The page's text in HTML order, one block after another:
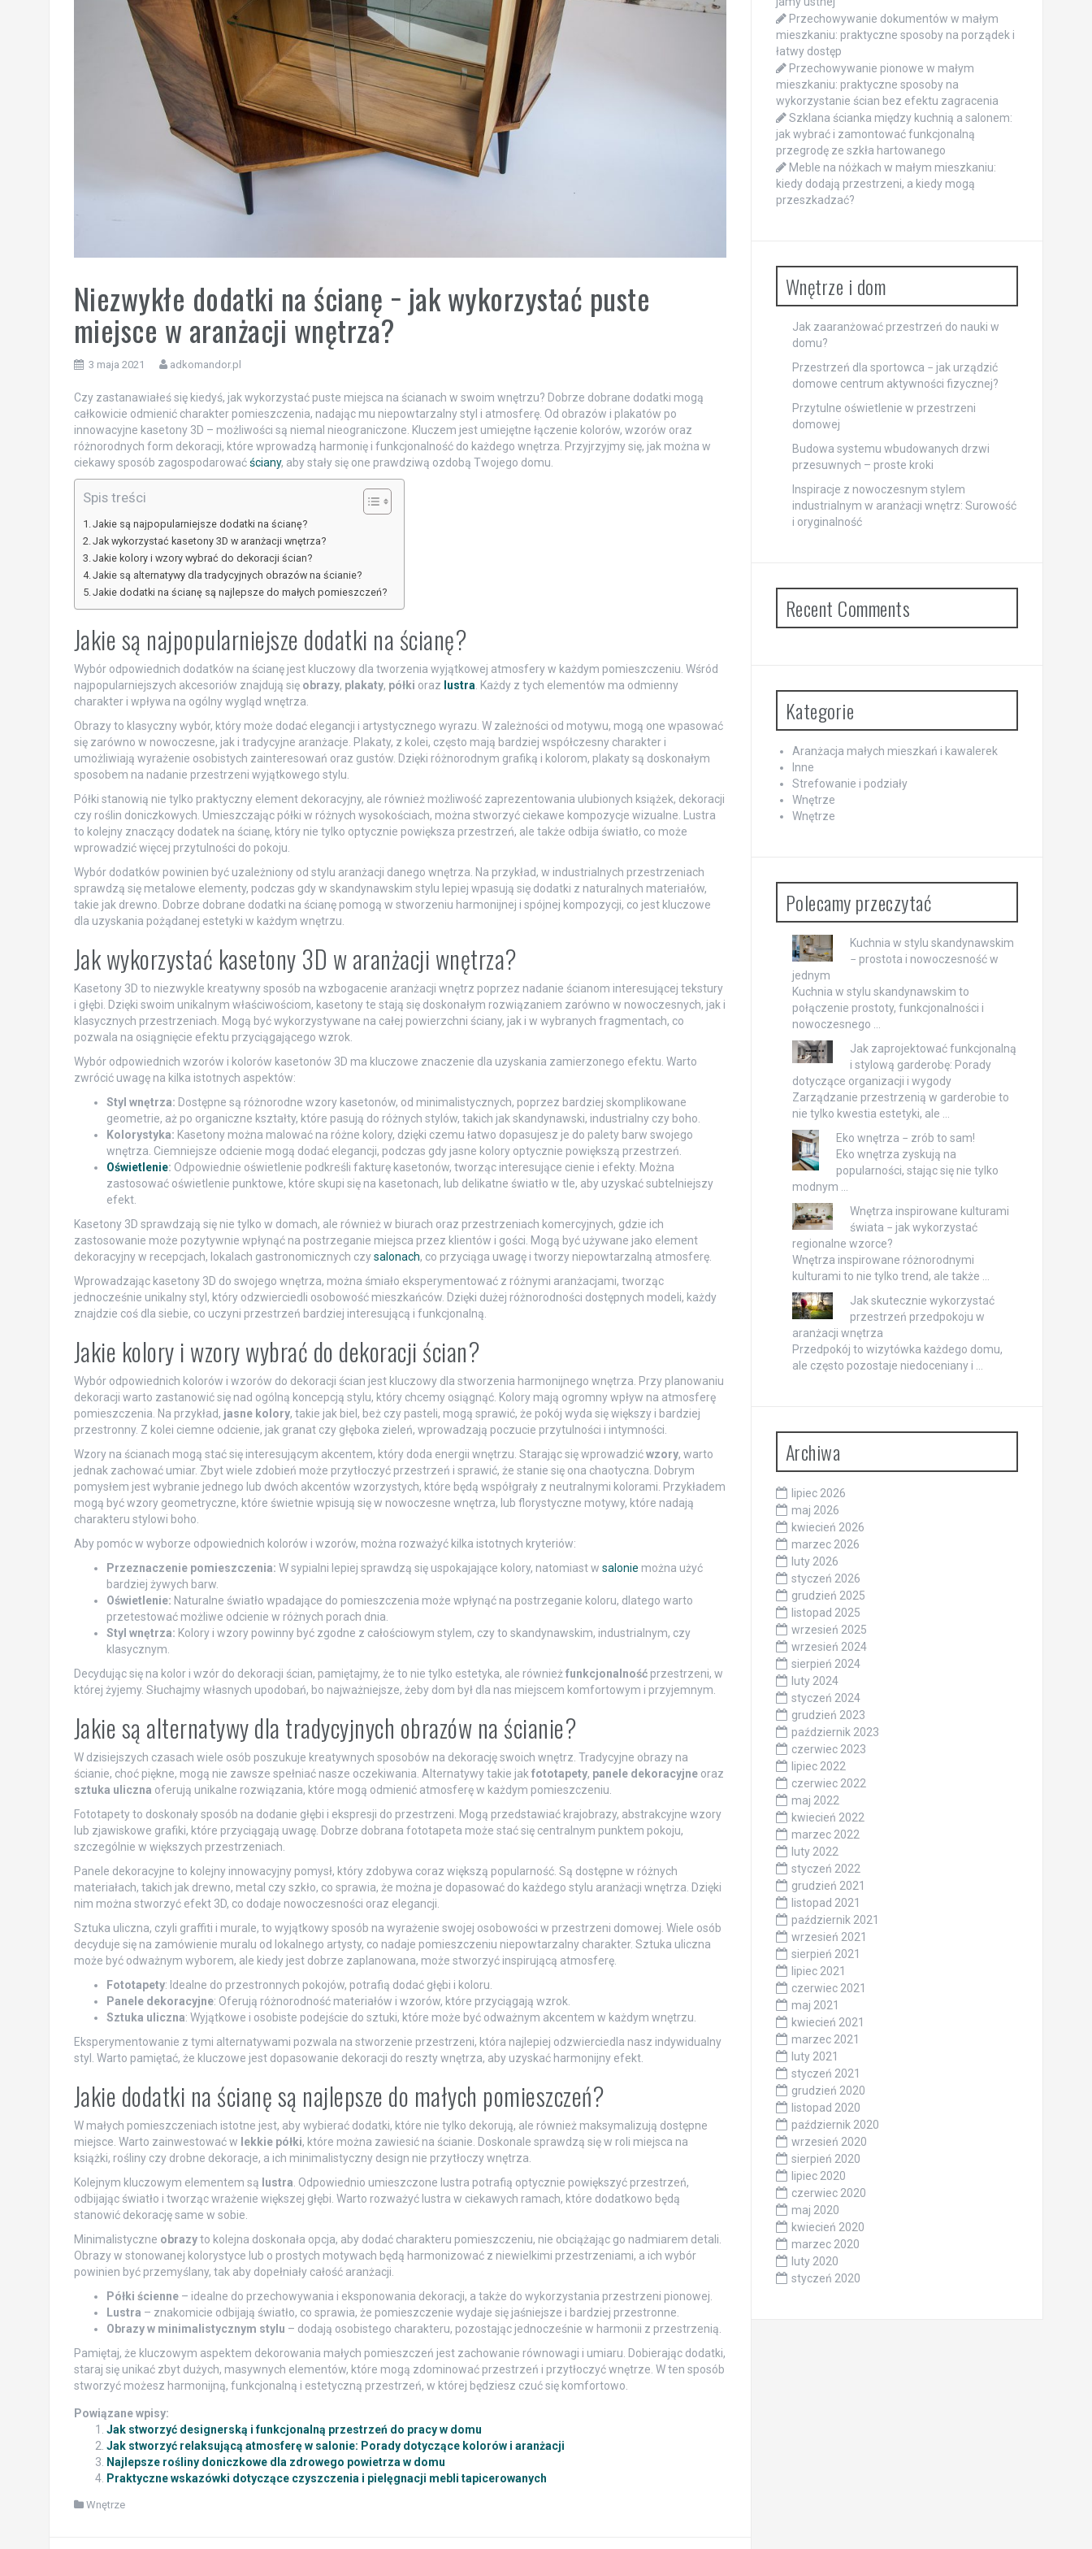
Niezwykłe dodatki na ścianę − jak wykorzystać puste
miejsce w aranżacji wnętrza?
3 maja 2021 adkomandor.pl
Czy zastanawiałeś się kiedyś, jak wykorzystać puste miejsca na ścianach w swoim wnętrzu? Dobrze dobrane dodatki mogą
całkowicie odmienić charakter pomieszczenia, nadając mu niepowtarzalny styl i atmosferę. Od obrazów i plakatów po
innowacyjne kasetony 3D – możliwości są niemal nieograniczone. Kluczem jest umiejętne łączenie kolorów, wzorów oraz
różnorodnych form dekoracji, które wprowadzą harmonię i funkcjonalność do każdego wnętrza. Przyjrzyjmy się, jak można w
ciekawy sposób zagospodarowaćściany, aby stały się one prawdziwą ozdobą Twojego domu.
Spis treści
Jakie są najpopularniejsze dodatki na ścianę?
Jak wykorzystać kasetony 3D w aranżacji wnętrza?
Jakie kolory i wzory wybrać do dekoracji ścian?
Jakie są alternatywy dla tradycyjnych obrazów na ścianie?
Jakie dodatki na ścianę są najlepsze do małych pomieszczeń?
Jakie są najpopularniejsze dodatki na ścianę?
Wybór odpowiednich dodatków na ścianę jest kluczowy dla tworzenia wyjątkowej atmosfery w każdym pomieszczeniu. Wśród
najpopularniejszych akcesoriów znajdują się obrazy, plakaty, półki oraz lustra . Każdy z tych elementów ma odmienny
charakter i wpływa na ogólny wygląd wnętrza.
Obrazy to klasyczny wybór, który może dodać elegancji i artystycznego wyrazu. W zależności od motywu, mogą one wpasować
się zarówno w nowoczesne, jak i tradycyjne aranżacje. Plakaty, z kolei, często mają bardziej współczesny charakter i
umożliwiają wyrażenie osobistych zainteresowań oraz gustów. Dzięki różnorodnym grafiką i kolorom, plakaty są doskonałym
sposobem na nadanie przestrzeni wyjątkowego stylu.
Półki stanowią nie tylko praktyczny element dekoracyjny, ale również możliwość zaprezentowania ulubionych książek, dekoracji
czy roślin doniczkowych. Umieszczając półki w różnych wysokościach, można stworzyć ciekawe kompozycje wizualne. Lustra
to kolejny znaczący dodatek na ścianę, który nie tylko optycznie powiększa przestrzeń, ale także odbija światło, co może
wprowadzić więcej przytulności do pokoju.
Wybór dodatków powinien być uzależniony od stylu aranżacji danego wnętrza. Na przykład, w industrialnych przestrzeniach
sprawdzą się metalowe elementy, podczas gdy w skandynawskim stylu lepiej wpasują się dodatki z naturalnych materiałów,
takie jak drewno. Dobrze dobrane dodatki na ścianę pomogą w stworzeniu harmonijnej i spójnej kompozycji, co jest kluczowe
dla uzyskania pożądanej estetyki w każdym wnętrzu.
Jak wykorzystać kasetony 3D w aranżacji wnętrza?
Kasetony 3D to niezwykle kreatywny sposób na wzbogacenie aranżacji wnętrz poprzez nadanie ścianom interesującej tekstury
i głębi. Dzięki swoim unikalnym właściwościom, kasetony te stają się doskonałym rozwiązaniem zarówno w nowoczesnych, jak i
klasycznych przestrzeniach. Mogą być wykorzystywane na całej powierzchni ściany, jak i w wybranych fragmentach, co
pozwala na osiągnięcie efektu przyciągającego wzrok.
Wybór odpowiednich wzorów i kolorów kasetonów 3D ma kluczowe znaczenie dla uzyskania zamierzonego efektu. Warto
zwrócić uwagę na kilka istotnych aspektów:
Styl wnętrza: Dostępne są różnorodne wzory kasetonów, od minimalistycznych, poprzez bardziej skomplikowane
geometrie, aż po organiczne kształty, które pasują do różnych stylów, takich jak skandynawski, industrialny czy boho.
Kolorystyka: Kasetony można malować na różne kolory, dzięki czemu łatwo dopasujesz je do palety barw swojego
wnętrza. Ciemniejsze odcienie mogą dodać elegancji, podczas gdy jasne kolory optycznie powiększą przestrzeń.
Oświetlenie: Odpowiednie oświetlenie podkreśli fakturę kasetonów, tworząc interesujące cienie i efekty. Można
zastosować oświetlenie punktowe, które skupi się na kasetonach, lub delikatne światło w tle, aby uzyskać subtelniejszy
efekt.
Kasetony 3D sprawdzają się nie tylko w domach, ale również w biurach oraz przestrzeniach komercyjnych, gdzie ich
zastosowanie może pozytywnie wpłynąć na postrzeganie miejsca przez klientów i gości. Mogą być używane jako element
dekoracyjny w recepcjach, lokalach gastronomicznych czysalonach, co przyciąga uwagę i tworzy niepowtarzalną atmosferę.
Wprowadzając kasetony 3D do swojego wnętrza, można śmiało eksperymentować z różnymi aranżacjami, tworząc
jednocześnie unikalny styl, który odzwierciedli osobowość mieszkańców. Dzięki dużej różnorodności dostępnych modeli, każdy
znajdzie coś dla siebie, co uczyni przestrzeń bardziej interesującą i funkcjonalną.
Jakie kolory i wzory wybrać do dekoracji ścian?
Wybór odpowiednich kolorów i wzorów do dekoracji ścian jest kluczowy dla stworzenia harmonijnego wnętrza. Przy planowaniu
dekoracji warto zastanowić się nad ogólną koncepcją stylu, który chcemy osiągnąć. Kolory mają ogromny wpływ na atmosferę
pomieszczenia. Na przykład, jasne kolory, takie jak biel, beż czy pasteli, mogą sprawić, że pokój wyda się większy i bardziej
przestronny. Z kolei ciemne odcienie, jak granat czy głęboka zieleń, wprowadzają poczucie przytulności i intymności.
Wzory na ścianach mogą stać się interesującym akcentem, który doda energii wnętrzu. Starając się wprowadzićwzory, warto
jednak zachować umiar. Zbyt wiele zdobień może przytłoczyć przestrzeń i sprawić, że stanie się ona chaotyczna. Dobrym
pomysłem jest wybranie jednego lub dwóch akcentów wzorzystych, które będą współgrały z neutralnymi kolorami. Przykładem
mogą być wzory geometryczne, które świetnie wpisują się w nowoczesne wnętrza, lub florystyczne motywy, które nadają
charakteru stylowi boho.
Aby pomóc w wyborze odpowiednich kolorów i wzorów, można rozważyć kilka istotnych kryteriów:
Przeznaczenie pomieszczenia: W sypialni lepiej sprawdzą się uspokajające kolory, natomiast w salonie można użyć
bardziej żywych barw.
Oświetlenie: Naturalne światło wpadające do pomieszczenia może wpłynąć na postrzeganie koloru, dlatego warto
przetestować możliwe odcienie w różnych porach dnia.
Styl wnętrza: Kolory i wzory powinny być zgodne z całościowym stylem, czy to skandynawskim, industrialnym, czy
klasycznym.
Decydując się na kolor i wzór do dekoracji ścian, pamiętajmy, że to nie tylko estetyka, ale również funkcjonalnośćprzestrzeni, w
której żyjemy. Słuchajmy własnych upodobań, bo najważniejsze, żeby dom był dla nas miejscem komfortowym i przyjemnym.
Jakie są alternatywy dla tradycyjnych obrazów na ścianie?
W dzisiejszych czasach wiele osób poszukuje kreatywnych sposobów na dekorację swoich wnętrz. Tradycyjne obrazy na
ścianie, choć piękne, mogą nie zawsze spełniać nasze oczekiwania. Alternatywy takie jak fototapety, panele dekoracyjneoraz
sztuka uliczna oferują unikalne rozwiązania, które mogą odmienić atmosferę w każdym pomieszczeniu.
Fototapety to doskonały sposób na dodanie głębi i ekspresji do przestrzeni. Mogą przedstawiać krajobrazy, abstrakcyjne wzory
lub zjawiskowe grafiki, które przyciągają uwagę. Dobrze dobrana fototapeta może stać się centralnym punktem pokoju,
szczególnie w większych przestrzeniach.
Panele dekoracyjne to kolejny innowacyjny pomysł, który zdobywa coraz większą popularność. Są dostępne w różnych
materiałach, takich jak drewno, metal czy szkło, co sprawia, że można je dopasować do każdego stylu aranżacji wnętrza. Dzięki
nim można stworzyć efekt 3D, co dodaje nowoczesności oraz elegancji.
Sztuka uliczna, czyli graffiti i murale, to wyjątkowy sposób na wyrażenie swojej osobowości w przestrzeni domowej. Wiele osób
decyduje się na zamówienie muralu od lokalnego artysty, co nadaje pomieszczeniu niepowtarzalny charakter. Sztuka uliczna
może być odważnym wyborem, ale kiedy jest dobrze zaplanowana, może stworzyć inspirującą atmosferę.
Fototapety: Idealne do przestronnych pokojów, potrafią dodać głębi i koloru.
Panele dekoracyjne: Oferują różnorodność materiałów i wzorów, które przyciągają wzrok.
Sztuka uliczna: Wyjątkowe i osobiste podejście do sztuki, które może być odważnym akcentem w każdym wnętrzu.
Eksperymentowanie z tymi alternatywami pozwala na stworzenie przestrzeni, która najlepiej odzwierciedla nasz indywidualny
styl. Warto pamiętać, że kluczowe jest dopasowanie dekoracji do reszty wnętrza, aby uzyskać harmonijny efekt.
Jakie dodatki na ścianę są najlepsze do małych pomieszczeń?
W małych pomieszczeniach istotne jest, aby wybierać dodatki, które nie tylko dekorują, ale również maksymalizują dostępne
miejsce. Warto zainwestować w lekkie półki, które można zawiesić na ścianie. Doskonale sprawdzą się w roli miejsca na
książki, rośliny czy drobne dekoracje, a ich minimalistyczny design nie przytłoczy wnętrza.
Kolejnym kluczowym elementem są lustra . Odpowiednio umieszczone lustra potrafią optycznie powiększyć przestrzeń,
odbijając światło i tworząc wrażenie większej głębi. Warto rozważyć lustra w ciekawych ramach, które dodatkowo będą
stanowić dekorację same w sobie.
Minimalistyczne obrazyto kolejna doskonała opcja, aby dodać charakteru pomieszczeniu, nie obciążając go nadmiarem detali.
Obrazy w stonowanej kolorystyce lub o prostych motywach będą harmonizować z niewielkimi przestrzeniami, a ich wybór
powinien być przemyślany, tak aby dopełniały całość aranżacji.
Półki ścienne– idealne do przechowywania i eksponowania dekoracji, a także do wykorzystania przestrzeni pionowej.
Lustra – znakomicie odbijają światło, co sprawia, że pomieszczenie wydaje się jaśniejsze i bardziej przestronne.
Obrazy w minimalistycznym stylu – dodają osobistego charakteru, pozostając jednocześnie w harmonii z przestrzenią.
Pamiętaj, że kluczowym aspektem dekorowania małych pomieszczeń jest zachowanie równowagi i umiaru. Dobierając dodatki,
staraj się unikać zbyt dużych, masywnych elementów, które mogą zdominować przestrzeń i przytłoczyć wnętrze. W ten sposób
stworzyć możesz harmonijną, funkcjonalną i estetyczną przestrzeń, w której będziesz czuć się komfortowo.
Powiązane wpisy:
Jak stworzyć designerską i funkcjonalną przestrzeń do pracy w domu
Jak stworzyć relaksującą atmosferę w salonie: Porady dotyczące kolorów i aranżacji
Najlepsze rośliny doniczkowe dla zdrowego powietrza w domu
Praktyczne wskazówki dotyczące czyszczenia i pielęgnacji mebli tapicerowanych
Wnętrze
Przechowywanie dokumentów w małym
mieszkaniu: praktyczne sposoby na porządek i
łatwy dostęp
Przechowywanie pionowe w małym
mieszkaniu: praktyczne sposoby na
wykorzystanie ścian bez efektu zagracenia
Szklana ścianka między kuchnią a salonem:
jak wybrać i zamontować funkcjonalną
przegrodę ze szkła hartowanego
Meble na nóżkach w małym mieszkaniu:
kiedy dodają przestrzeni, a kiedy mogą
przeszkadzać?
Wnętrze i dom
Jak zaaranżować przestrzeń do nauki w
domu?
Przestrzeń dla sportowca − jak urządzić
domowe centrum aktywności fizycznej?
Przytulne oświetlenie w przestrzeni
domowej
Budowa systemu wbudowanych drzwi
przesuwnych – proste kroki
Inspiracje z nowoczesnym stylem
industrialnym w aranżacji wnętrz: Surowość
i oryginalność
Recent Comments
Kategorie
Aranżacja małych mieszkań i kawalerek
Inne
Strefowanie i podziały
Wnętrze
Wnętrze
Polecamy przeczytać
Kuchnia w stylu skandynawskim
− prostota i nowoczesność w
jednym
Kuchnia w stylu skandynawskim to
połączenie prostoty, funkcjonalności i
nowoczesnego …
Jak zaprojektować funkcjonalną
i stylową garderobę: Porady
dotyczące organizacji i wygody
Zarządzanie przestrzenią w garderobie to
nie tylko kwestia estetyki, ale …
Eko wnętrza − zrób to sam!
Eko wnętrza zyskują na
popularności, stając się nie tylko
modnym …
Wnętrza inspirowane kulturami
świata − jak wykorzystać
regionalne wzorce?
Wnętrza inspirowane różnorodnymi
kulturami to nie tylko trend, ale także …
Jak skutecznie wykorzystać
przestrzeń przedpokoju w
aranżacji wnętrza
Przedpokój to wizytówka każdego domu,
ale często pozostaje niedoceniany i …
Archiwa
lipiec 2026
maj 2026
kwiecień 2026
marzec 2026
luty 2026
styczeń 2026
grudzień 2025
listopad 2025
wrzesień 2025
wrzesień 2024
sierpień 2024
luty 2024
styczeń 2024
grudzień 2023
październik 2023
czerwiec 2023
lipiec 2022
czerwiec 2022
maj 2022
kwiecień 2022
marzec 2022
luty 2022
styczeń 2022
grudzień 2021
listopad 2021
październik 2021
wrzesień 2021
sierpień 2021
lipiec 2021
czerwiec 2021
maj 2021
kwiecień 2021
marzec 2021
luty 2021
styczeń 2021
grudzień 2020
listopad 2020
październik 2020
wrzesień 2020
sierpień 2020
lipiec 2020
czerwiec 2020
maj 2020
kwiecień 2020
marzec 2020
luty 2020
styczeń 2020